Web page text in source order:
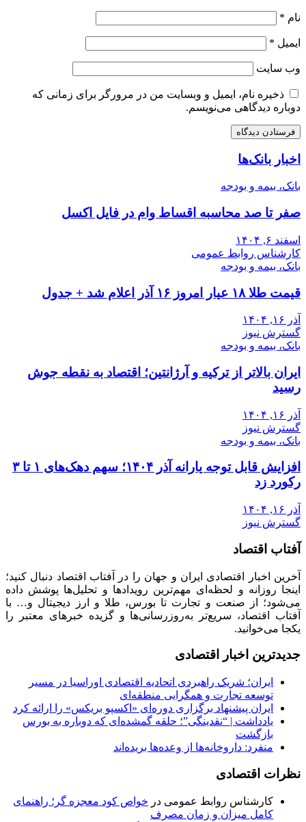
نام *
ایمیل *
وب‌ سایت
ذخیره نام، ایمیل و وبسایت من در مرورگر برای زمانی که
دوباره دیدگاهی می‌نویسم.
اخبار بانک‌ها
بانک، بیمه و بودجه
صفر تا صد محاسبه اقساط وام در فایل اکسل
اسفند ۶, ۱۴۰۴
کارشناس روابط عمومی
بانک، بیمه و بودجه
قیمت طلا ۱۸ عیار امروز ۱۶ آذر اعلام شد + جدول
آذر ۱۶, ۱۴۰۴
گسترش نیوز
بانک، بیمه و بودجه
ایران بالاتر از ترکیه و آرژانتین؛ اقتصاد به نقطه جوش
رسید
آذر ۱۶, ۱۴۰۴
گسترش نیوز
بانک، بیمه و بودجه
افزایش قابل توجه یارانه آذر ۱۴۰۴؛ سهم دهک‌های ۱ تا ۳
رکورد زد
آذر ۱۶, ۱۴۰۴
گسترش نیوز
آفتاب اقتصاد
آخرین اخبار اقتصادی ایران و جهان را در آفتاب اقتصاد دنبال کنید؛
اینجا روزانه و لحظه‌ای مهم‌ترین رویدادها و تحلیل‌ها پوشش داده
می‌شود؛ از صنعت و تجارت تا بورس، طلا و ارز دیجیتال و… با
آفتاب اقتصاد، سریع‌تر به‌روزرسانی‌ها و گزیده خبرهای معتبر را
یکجا می‌خوانید.
جدیدترین اخبار اقتصادی
ایران؛ شریک راهبردی اتحادیه اقتصادی اوراسیا در مسیر
توسعه تجارت و همگرایی منطقه‌ای
ایران پیشنهاد برگزاری دوره‌ای «اکسپو بریکس» را ارائه کرد
یادداشت | “نقدینگی”؛ حلقه گمشده‌ای که دوباره به بورس
بازگشت
منفرد: داروخانه‌ها از وعده‌ها بریده‌اند
نظرات اقتصادی
کارشناس روابط عمومی در خواص کود معجزه گر؛ راهنمای
کامل میزان و زمان مصرف